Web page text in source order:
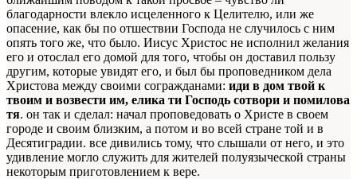
благодарности влекло исцеленного к Целителю, или же
опасение, как бы по отшествии Господа не случилось с ним
опять того же, что было. Иисус Христос не исполнил желания
его и отослал его домой для того, чтобы он доставил пользу
другим, которые увидят его, и был бы проповедником дела
Христова между своими согражданами: иди в дом твой к
твоим и возвести им, елика ти Господь сотвори и помилова
тя. он так и сделал: начал проповедовать о Христе в своем
городе и своим близким, а потом и во всей стране той и в
Десятиградии. все дивились тому, что слышали от него, и это
удивление могло служить для жителей полуязыческой страны
некоторым приготовлением к вере.